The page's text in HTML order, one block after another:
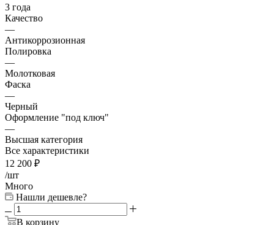
3 года
Качество
—
Антикоррозионная
Полировка
—
Молотковая
Фаска
—
Черный
Оформление "под ключ"
—
Высшая категория
Все характеристики
12 200 ₽
/шт
Много
Нашли дешевле?
В корзину